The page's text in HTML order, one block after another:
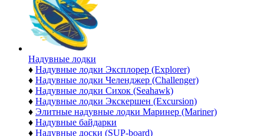
Надувные лодки
♦ Надувные лодки Эксплорер (Explorer)
♦ Надувные лодки Челенджер (Challenger)
♦ Надувные лодки Сихок (Seahawk)
♦ Надувные лодки Экскершен (Excursion)
♦ Элитные надувные лодки Маринер (Mariner)
♦ Надувные байдарки
♦ Надувные доски (SUP-board)